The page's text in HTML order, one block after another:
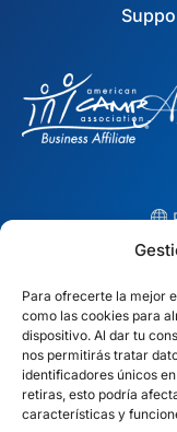
Para ofrecerte la mejor
como las cookies para
dispositivo. Al dar tu
nos permitirás tratar
identificadores únicos
retiras, esto podría
características y
Equipos
EE.UU.
Dubái
México